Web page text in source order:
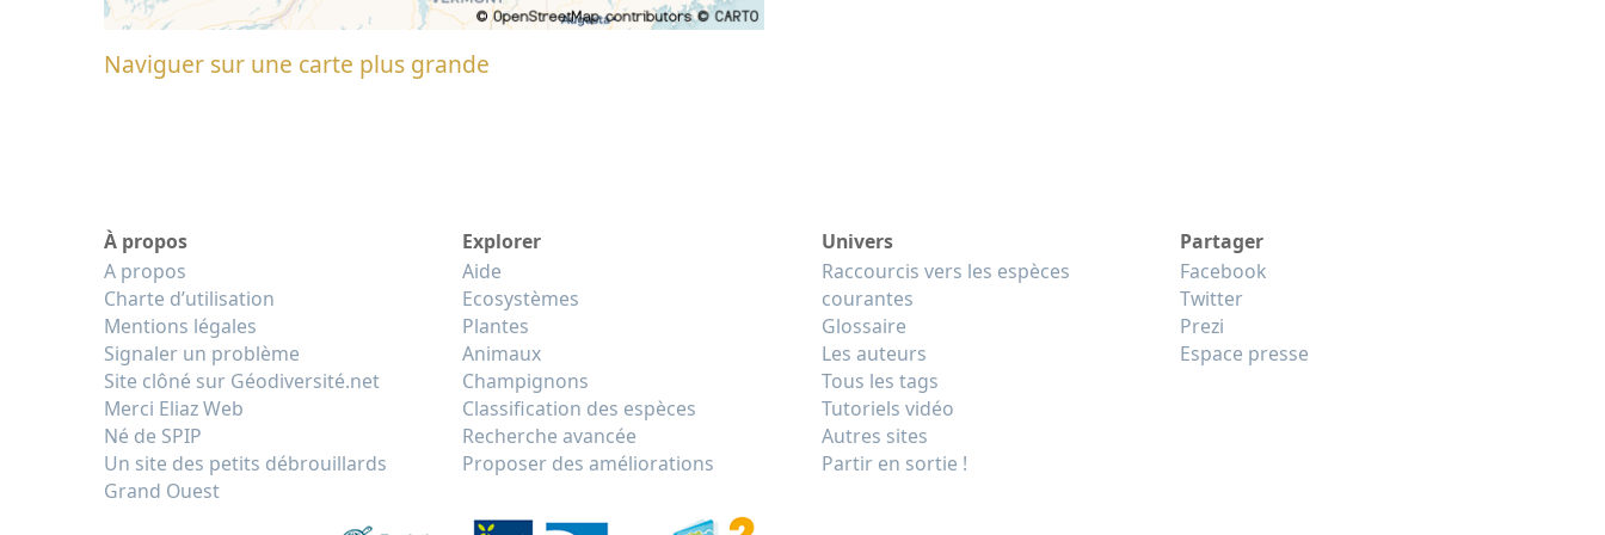
Naviguer sur une carte plus grande
À propos
A propos
Charte d’utilisation
Mentions légales
Signaler un problème
Site clôné sur Géodiversité.net
Merci Eliaz Web
Né de SPIP
Un site des petits débrouillards
Grand Ouest
Explorer
Aide
Ecosystèmes
Plantes
Animaux
Champignons
Classification des espèces
Recherche avancée
Proposer des améliorations
Univers
Raccourcis vers les espèces
courantes
Glossaire
Les auteurs
Tous les tags
Tutoriels vidéo
Autres sites
Partir en sortie !
Partager
Facebook
Twitter
Prezi
Espace presse